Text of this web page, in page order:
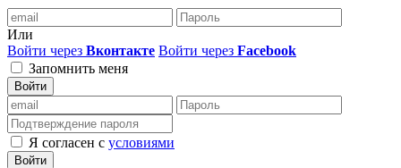
Или
Войти через Вконтакте Войти через Facebook
Запомнить меня
Войти
Я согласен с условиями
Войти